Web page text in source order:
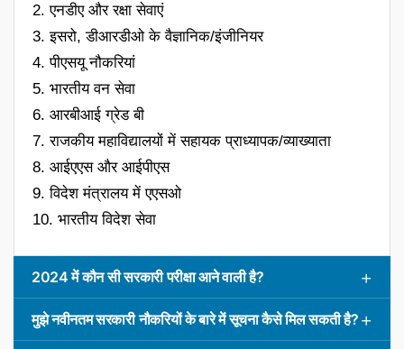
2. एनडीए और रक्षा सेवाएं
3. इसरो, डीआरडीओ के वैज्ञानिक/इंजीनियर
4. पीएसयू नौकरियां
5. भारतीय वन सेवा
6. आरबीआई ग्रेड बी
7. राजकीय महाविद्यालयों में सहायक प्राध्यापक/व्याख्याता
8. आईएएस और आईपीएस
9. विदेश मंत्रालय में एएसओ
10. भारतीय विदेश सेवा
2024 में कौन सी सरकारी परीक्षा आने वाली है?
मुझे नवीनतम सरकारी नौकरियों के बारे में सूचना कैसे मिल सकती है?